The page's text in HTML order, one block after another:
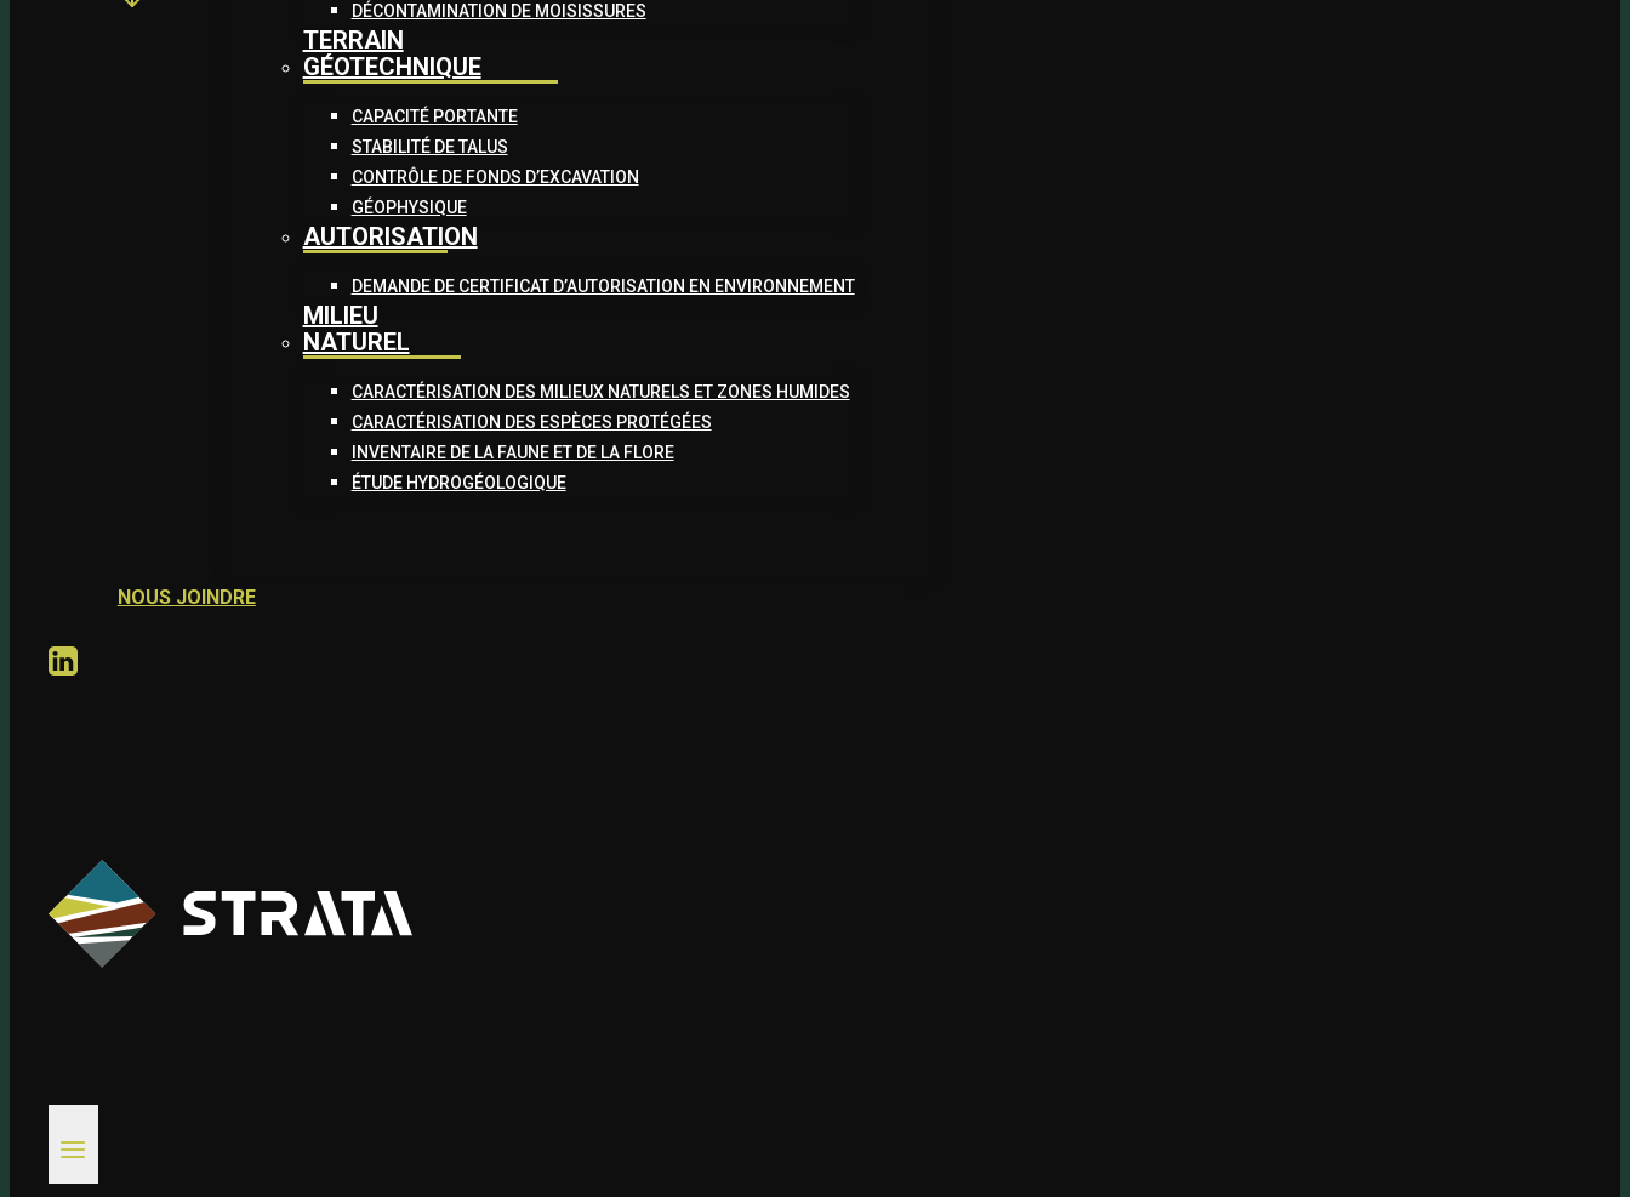
DÉCONTAMINATION DE MOISISSURES
TERRAIN
GÉOTECHNIQUE
CAPACITÉ PORTANTE
STABILITÉ DE TALUS
CONTRÔLE DE FONDS D’EXCAVATION
GÉOPHYSIQUE
AUTORISATION
DEMANDE DE CERTIFICAT D’AUTORISATION EN ENVIRONNEMENT
MILIEU
NATUREL
CARACTÉRISATION DES MILIEUX NATURELS ET ZONES HUMIDES
CARACTÉRISATION DES ESPÈCES PROTÉGÉES
INVENTAIRE DE LA FAUNE ET DE LA FLORE
ÉTUDE HYDROGÉOLOGIQUE
NOUS JOINDRE